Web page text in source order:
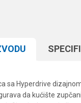
sa Hyperdrive
da kućište